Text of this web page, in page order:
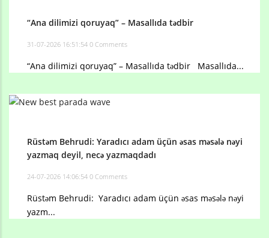
“Ana dilimizi qoruyaq” – Masallıda tədbir
31-07-2026 16:51:54 0 Comments
“Ana dilimizi qoruyaq” – Masallıda tədbir Masallıda...
Rüstəm Behrudi: Yaradıcı adam üçün əsas məsələ nəyi
yazmaq deyil, necə yazmaqdadı
24-07-2026 14:06:54 0 Comments
Rüstəm Behrudi: Yaradıcı adam üçün əsas məsələ nəyi
yazm...